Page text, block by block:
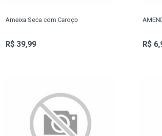
Ameixa Seca com Caroço
R$ 39,99 R$